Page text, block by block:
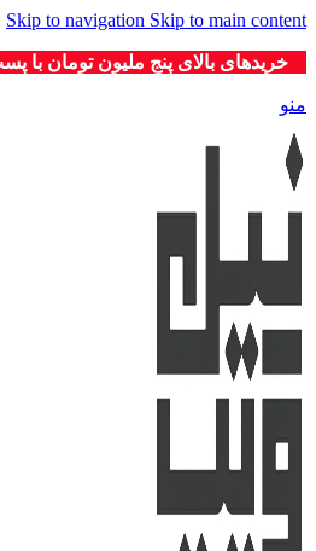
Skip to navigation Skip to main content
خریدهای بالای پنج ملیون تومان با
منو